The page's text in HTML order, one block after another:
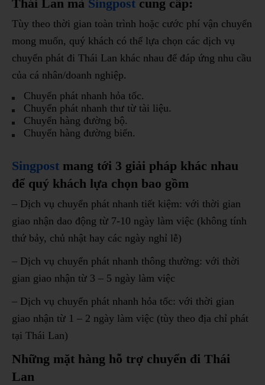
Thái Lan mà Singpost cung cấp:
Tùy theo thời gian toàn trình hoặc cước phí vận chuyển
mong muốn, quý khách có thể lựa chọn các dịch vụ
chuyển phát đi Thái Lan khác nhau để đáp ứng nhu cầu
của cá nhân/doanh nghiệp.
Chuyển phát nhanh hỏa tốc.
Chuyển phát nhanh thư từ tài liệu.
Chuyển hàng đường bộ.
Chuyển hàng đường biển.
Singpost mang tới 3 giải pháp khác nhau
để quý khách lựa chọn bao gồm
– Dịch vụ chuyển phát nhanh tiết kiệm: với thời gian
giao nhận dao động từ 7-10 ngày làm việc (không tính
thứ bảy, chủ nhật hay các ngày nghỉ lễ)
– Dịch vụ chuyển phát nhanh thông thường: với thời
gian giao nhận từ 3 – 5 ngày làm việc
– Dịch vụ chuyển phát nhanh hỏa tốc: với thời gian
giao nhận từ 1 – 2 ngày làm việc (tùy theo địa chỉ phát
tại Thái Lan)
Những mặt hàng hỗ trợ chuyển đi Thái
Lan